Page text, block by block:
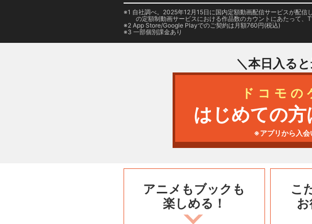
1 自社調べ。2025年12月15日に国内定額動画配信サービスが配
の定額制動画サービスにおける作品数のカウントにあたって、
2 App Store/Google Playでのご契約は月額760円(税込)
3 一部個別課金あり
＼本日入る
ドコモ
はじめての
※アプリから入会
アニメもブックも
楽しめる！
こ